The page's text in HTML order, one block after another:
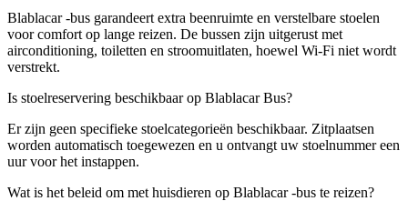
Blablacar -bus garandeert extra beenruimte en verstelbare stoelen
voor comfort op lange reizen. De bussen zijn uitgerust met
airconditioning, toiletten en stroomuitlaten, hoewel Wi-Fi niet wordt
verstrekt.
Is stoelreservering beschikbaar op Blablacar Bus?
Er zijn geen specifieke stoelcategorieën beschikbaar. Zitplaatsen
worden automatisch toegewezen en u ontvangt uw stoelnummer een
uur voor het instappen.
Wat is het beleid om met huisdieren op Blablacar -bus te reizen?